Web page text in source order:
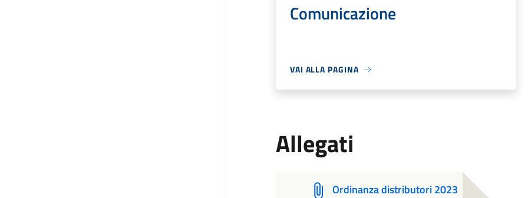
Comunicazione
VAI ALLA PAGINA
Allegati
Ordinanza distributori 2023